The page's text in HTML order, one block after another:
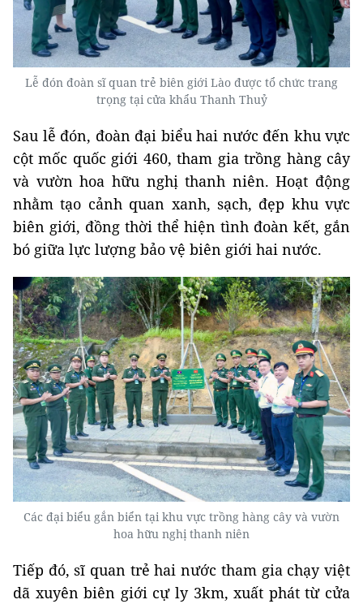
Lễ đón đoàn sĩ quan trẻ biên giới Lào được tổ chức trang
trọng tại cửa khẩu Thanh Thuỷ
Sau lễ đón, đoàn đại biểu hai nước đến khu vực
cột mốc quốc giới 460, tham gia trồng hàng cây
và vườn hoa hữu nghị thanh niên. Hoạt động
nhằm tạo cảnh quan xanh, sạch, đẹp khu vực
biên giới, đồng thời thể hiện tình đoàn kết, gắn
bó giữa lực lượng bảo vệ biên giới hai nước.
Các đại biểu gắn biển tại khu vực trồng hàng cây và vườn
hoa hữu nghị thanh niên
Tiếp đó, sĩ quan trẻ hai nước tham gia chạy việt
dã xuyên biên giới cự ly 3km, xuất phát từ cửa